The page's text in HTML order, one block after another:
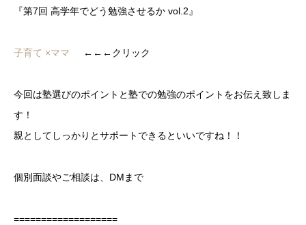
『第7回 高学年でどう勉強させるか vol.2』
子育て ×ママ ←←←クリック
今回は塾選びのポイントと塾での勉強のポイントをお伝え致しま
す！
親としてしっかりとサポートできるといいですね！！
個別面談やご相談は、DMまで
===================